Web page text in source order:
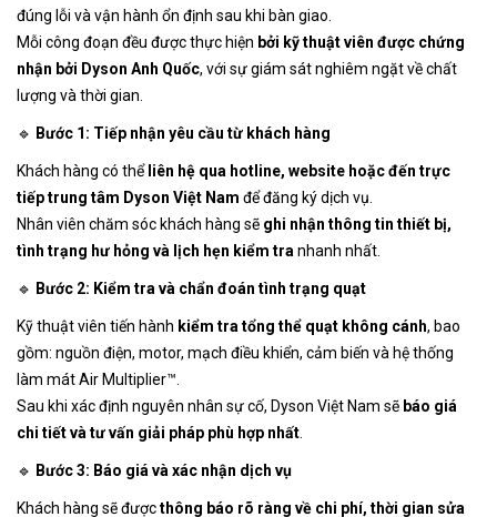
đúng lỗi và vận hành ổn định sau khi bàn giao.
Mỗi công đoạn đều được thực hiện bởi kỹ thuật viên được chứng
nhận bởi Dyson Anh Quốc, với sự giám sát nghiêm ngặt về chất
lượng và thời gian.
🔹 Bước 1: Tiếp nhận yêu cầu từ khách hàng
Khách hàng có thể liên hệ qua hotline, website hoặc đến trực
tiếp trung tâm Dyson Việt Nam để đăng ký dịch vụ.
Nhân viên chăm sóc khách hàng sẽ ghi nhận thông tin thiết bị,
tình trạng hư hỏng và lịch hẹn kiểm tranhanh nhất.
🔹 Bước 2: Kiểm tra và chẩn đoán tình trạng quạt
Kỹ thuật viên tiến hành kiểm tra tổng thể quạt không cánh, bao
gồm: nguồn điện, motor, mạch điều khiển, cảm biến và hệ thống
làm mát Air Multiplier™.
Sau khi xác định nguyên nhân sự cố, Dyson Việt Nam sẽ báo giá
chi tiết và tư vấn giải pháp phù hợp nhất.
🔹 Bước 3: Báo giá và xác nhận dịch vụ
Khách hàng sẽ đượcthông báo rõ ràng về chi phí, thời gian sửa